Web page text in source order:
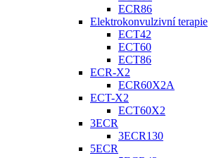
ECR86
Elektrokonvulzivní terapie
ECT42
ECT60
ECT86
ECR-X2
ECR60X2A
ECT-X2
ECT60X2
3ECR
3ECR130
5ECR